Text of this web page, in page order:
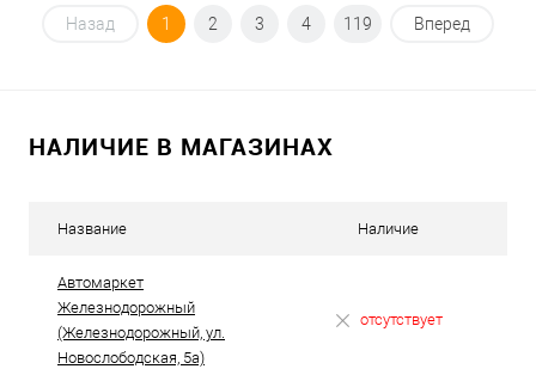
Под заказ
Назад 1 2 3 4 119 Вперед
НАЛИЧИЕ В МАГАЗИНАХ
Название Наличие
Автомаркет
Железнодорожный
(Железнодорожный, ул.
Новослободская, 5а)
отсутствует